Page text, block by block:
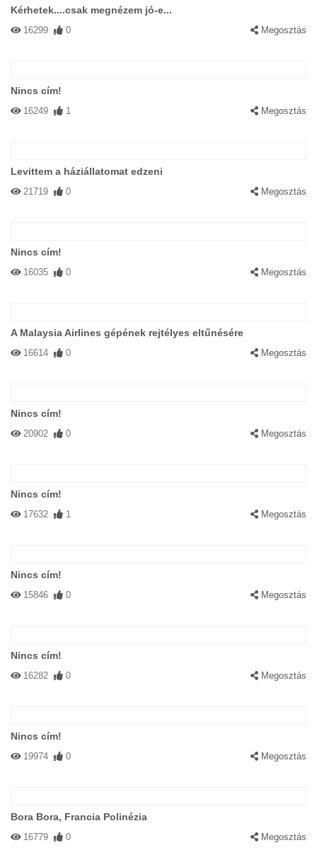
Kérhetek....csak megnézem jó-e...
16299 0 Megosztás
Nincs cím!
16249 1 Megosztás
Levittem a háziállatomat edzeni
21719 0 Megosztás
Nincs cím!
16035 0 Megosztás
A Malaysia Airlines gépének rejtélyes eltűnésére
16614 0 Megosztás
Nincs cím!
20902 0 Megosztás
Nincs cím!
17632 1 Megosztás
Nincs cím!
15846 0 Megosztás
Nincs cím!
16282 0 Megosztás
Nincs cím!
19974 0 Megosztás
Bora Bora, Francia Polinézia
16779 0 Megosztás